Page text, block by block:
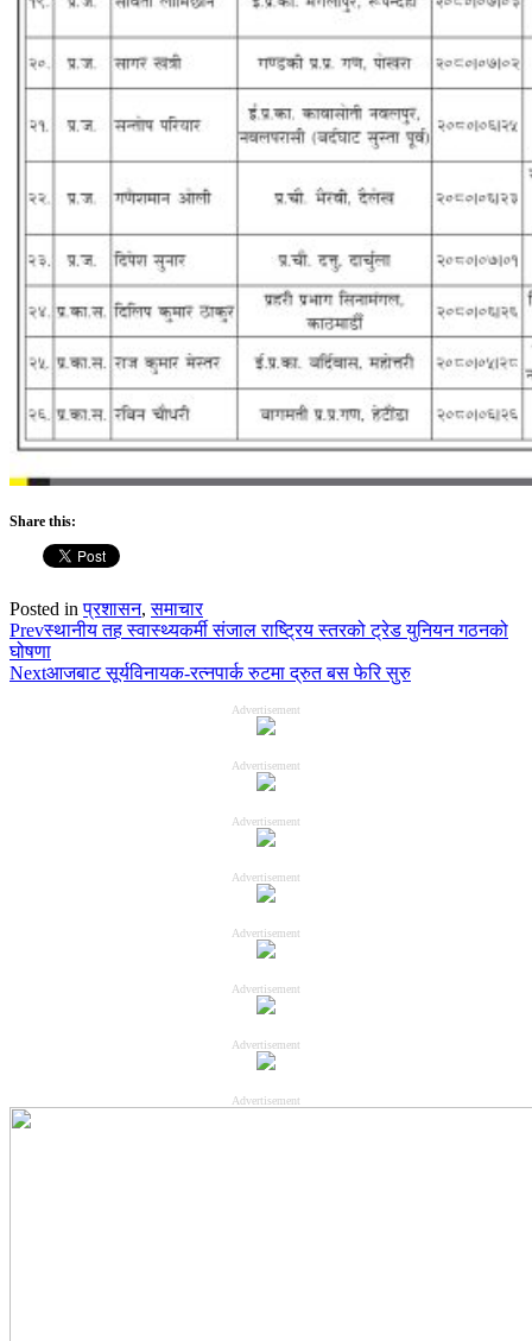
Share this:
Posted inप्रशासन,समाचार
Prevस्थानीय तह स्वास्थ्यकर्मी संजाल राष्ट्रिय स्तरको ट्रेड युनियन गठनको
घोषणा
Nextआजबाट सूर्यविनायक-रत्नपार्क रुटमा द्रुत बस फेरि सुरु
Advertisement
Advertisement
Advertisement
Advertisement
Advertisement
Advertisement
Advertisement
Advertisement